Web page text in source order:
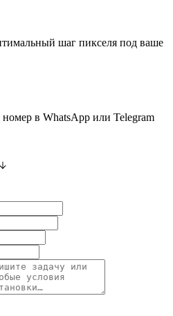
шаг пикселя под ваше
в WhatsApp или Telegram